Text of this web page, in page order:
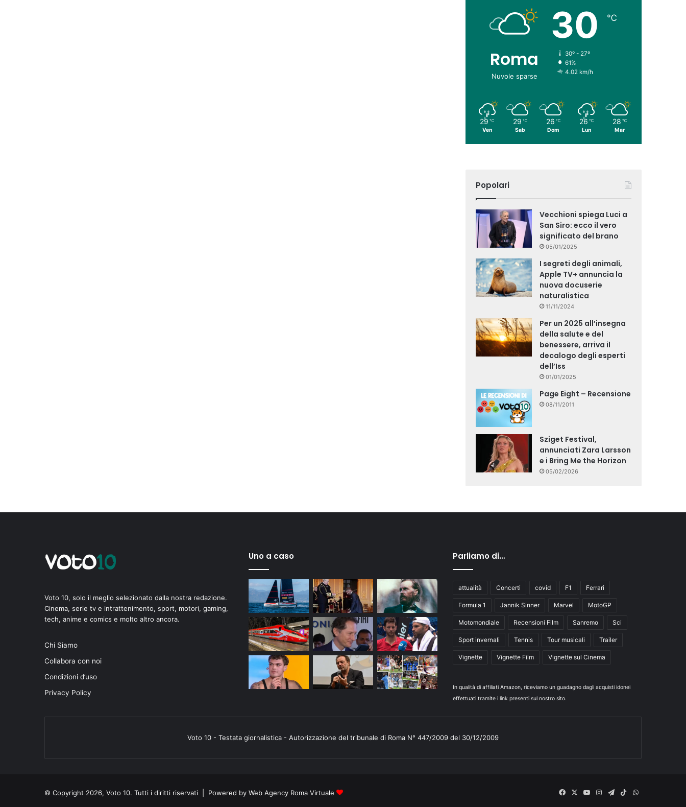
Roma
Nuvole sparse
30 ℃
30º - 27º
61%
4.02 km/h
29 ℃
Ven
29 ℃
Sab
26 ℃
Dom
26 ℃
Lun
28 ℃
Mar
Popolari
Vecchioni spiega Luci a
San Siro: ecco il vero
significato del brano
05/01/2025
I segreti degli animali,
Apple TV+ annuncia la
nuova docuserie
naturalistica
11/11/2024
Per un 2025 all’insegna
della salute e del
benessere, arriva il
decalogo degli esperti
dell’Iss
01/01/2025
Page Eight – Recensione
08/11/2011
Sziget Festival,
annunciati Zara Larsson
e i Bring Me the Horizon
05/02/2026
Voto 10, solo il meglio selezionato dalla nostra redazione.
Cinema, serie tv e intrattenimento, sport, motori, gaming,
tech, anime e comics e molto altro ancora.
Chi Siamo
Collabora con noi
Condizioni d’uso
Privacy Policy
Uno a caso Parliamo di…
attualità Concerti covid F1 Ferrari
Formula 1 Jannik Sinner Marvel MotoGP
Motomondiale Recensioni Film Sanremo Sci
Sport invernali Tennis Tour musicali Trailer
Vignette Vignette Film Vignette sul Cinema
In qualità di affiliati Amazon, riceviamo un guadagno dagli acquisti idonei
effettuati tramite i link presenti sul nostro sito.
Voto 10 - Testata giornalistica - Autorizzazione del tribunale di Roma N° 447/2009 del 30/12/2009
© Copyright 2026, Voto 10. Tutti i diritti riservati | Powered by Web Agency Roma Virtuale Facebook
X
YouInstagram
Telegram
TikTokWhatsApp